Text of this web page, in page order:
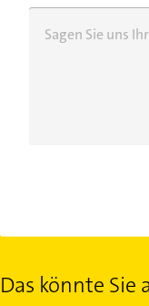
Sagen Sie uns
Das könnte Sie